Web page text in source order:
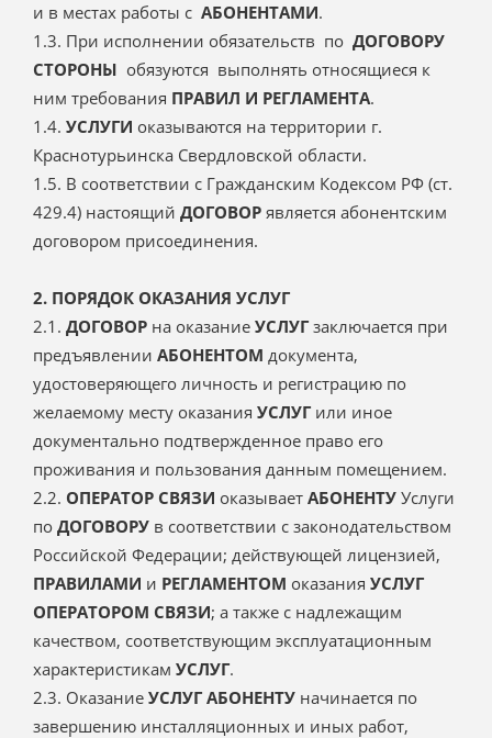
и в местах работы с АБОНЕНТАМИ.
1.3. При исполнении обязательств по ДОГОВОРУ
СТОРОНЫ обязуются выполнять относящиеся к
ним требования ПРАВИЛ И РЕГЛАМЕНТА.
1.4. УСЛУГИ оказываются на территории г.
Краснотурьинска Свердловской области.
1.5. В соответствии с Гражданским Кодексом РФ (ст.
429.4) настоящий ДОГОВОР является абонентским
договором присоединения.
2. ПОРЯДОК ОКАЗАНИЯ УСЛУГ
2.1. ДОГОВОР на оказание УСЛУГ заключается при
предъявлении АБОНЕНТОМ документа,
удостоверяющего личность и регистрацию по
желаемому месту оказания УСЛУГ или иное
документально подтвержденное право его
проживания и пользования данным помещением.
2.2. ОПЕРАТОР СВЯЗИ оказывает АБОНЕНТУ Услуги
по ДОГОВОРУ в соответствии с законодательством
Российской Федерации; действующей лицензией,
ПРАВИЛАМИ и РЕГЛАМЕНТОМ оказания УСЛУГ
ОПЕРАТОРОМ СВЯЗИ; а также с надлежащим
качеством, соответствующим эксплуатационным
характеристикам УСЛУГ.
2.3. Оказание УСЛУГ АБОНЕНТУ начинается по
завершению инсталляционных и иных работ,